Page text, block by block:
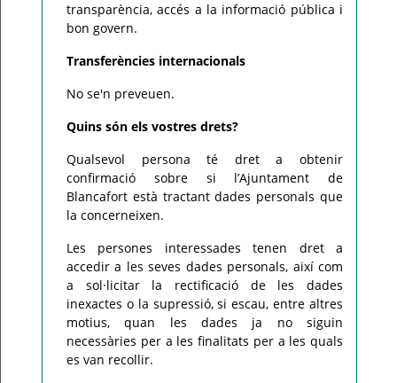
transparència, accés a la informació pública i
bon govern.
Transferències internacionals
No se'n preveuen.
Quins són els vostres drets?
Qualsevol persona té dret a obtenir
confirmació sobre si l’Ajuntament de
Blancafort està tractant dades personals que
la concerneixen.
Les persones interessades tenen dret a
accedir a les seves dades personals, així com
a sol·licitar la rectificació de les dades
inexactes o la supressió, si escau, entre altres
motius, quan les dades ja no siguin
necessàries per a les finalitats per a les quals
es van recollir.